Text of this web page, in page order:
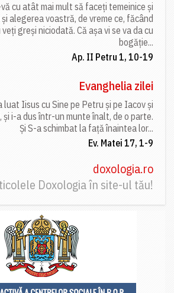
cu atât mai mult să faceți temeinice și
alegerea voastră, de vreme ce, făcând
greși niciodată. Că așa vi se va da cu
bogăție...
Ap. II Petru 1, 10-19
Evanghelia zilei
luat Iisus cu Sine pe Petru și pe Iacov și
i-a dus într-un munte înalt, de o parte.
Și S-a schimbat la față înaintea lor...
Ev. Matei 17, 1-9
doxologia.ro
Doxologia în site-ul tău!